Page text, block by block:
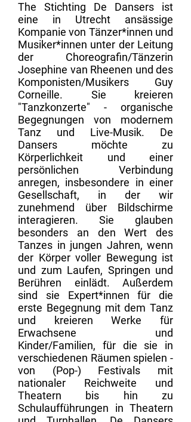
The Stichting De Dansers ist
eine in Utrecht ansässige
Kompanie von Tänzer*innen und
Musiker*innen unter der Leitung
der Choreografin/Tänzerin
Josephine van Rheenen und des
Komponisten/Musikers Guy
Corneille. Sie kreieren
"Tanzkonzerte" - organische
Begegnungen von modernem
Tanz und Live-Musik. De
Dansers möchte zu
Körperlichkeit und einer
persönlichen Verbindung
anregen, insbesondere in einer
Gesellschaft, in der wir
zunehmend über Bildschirme
interagieren. Sie glauben
besonders an den Wert des
Tanzes in jungen Jahren, wenn
der Körper voller Bewegung ist
und zum Laufen, Springen und
Berühren einlädt. Außerdem
sind sie Expert*innen für die
erste Begegnung mit dem Tanz
und kreieren Werke für
Erwachsene und
Kinder/Familien, für die sie in
verschiedenen Räumen spielen -
von (Pop-) Festivals mit
nationaler Reichweite und
Theatern bis hin zu
Schulaufführungen in Theatern